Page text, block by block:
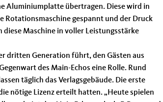
Aluminiumplatte übertragen. Diese wird in
Rotationsmaschine gespannt und der Druck
Maschine in voller Leistungsstärke
dritten Generation führt, den Gästen aus
des Main-Echos eine Rolle. Rund
täglich das Verlagsgebäude. Die erste
nötige Lizenz erteilt hatten. „Heute spielen